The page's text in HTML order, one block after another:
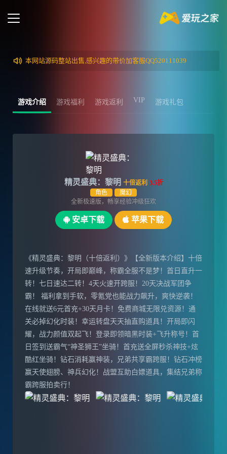
本网站源码整站出售,感兴趣的带价加客服QQ520111039
游戏介绍 游戏福利 游戏返利 VIP 游戏礼包
精灵盛典：黎明 十倍返利 3.5折
角色
魔幻
全新极速版，畅享经验冲级狂欢
安卓下载 苹果下载
《精灵盛典：黎明（十倍返利）》【全新版本介绍】十倍
速升级节奏，开局即巅峰，称霸全服不是梦！首日直升一
转！七日速达二转！4天火速开跨服！20天决战军团争
霸！ 福利拿到手软，零氪党也能战力飙升，爽快逆袭！
在线就送6元首充+30天月卡！免费商城无限兑资源！通
关必掉幻化时装！幸运转盘天天抽直购道具！开局即闪
耀，战力颜值双起飞！登录即领暗黑时装+飞升称号！首
日签到送霸气“神圣狮王”坐骑！首充送全屏秒杀神技+炫
酷红坐骑！钻石消耗赢神装，兄弟共享霸跨服！钻石冲榜
赢天使翅膀、神兵幻化！战盟互助白嫖道具，集结兄弟称
霸跨服拍卖行！